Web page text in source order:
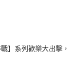
】系列歡樂大出擊，